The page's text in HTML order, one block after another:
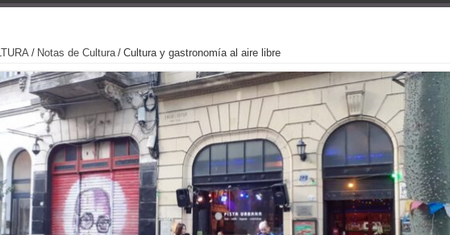
/ Notas de Cultura / Cultura y gastronomía al aire libre